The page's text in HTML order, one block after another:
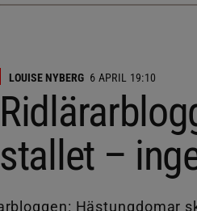
LOUISE NYBERG 6 APRIL 19:10
stallet –